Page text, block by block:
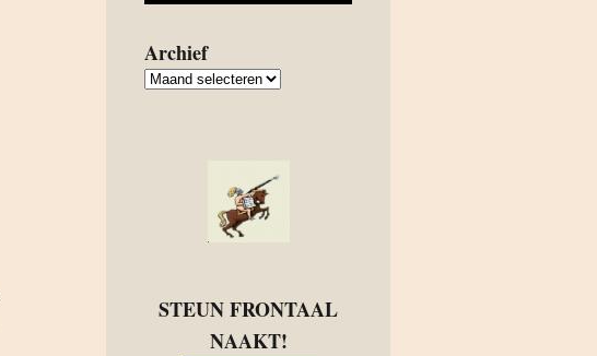
Archief
Archief
STEUN FRONTAAL
NAAKT!